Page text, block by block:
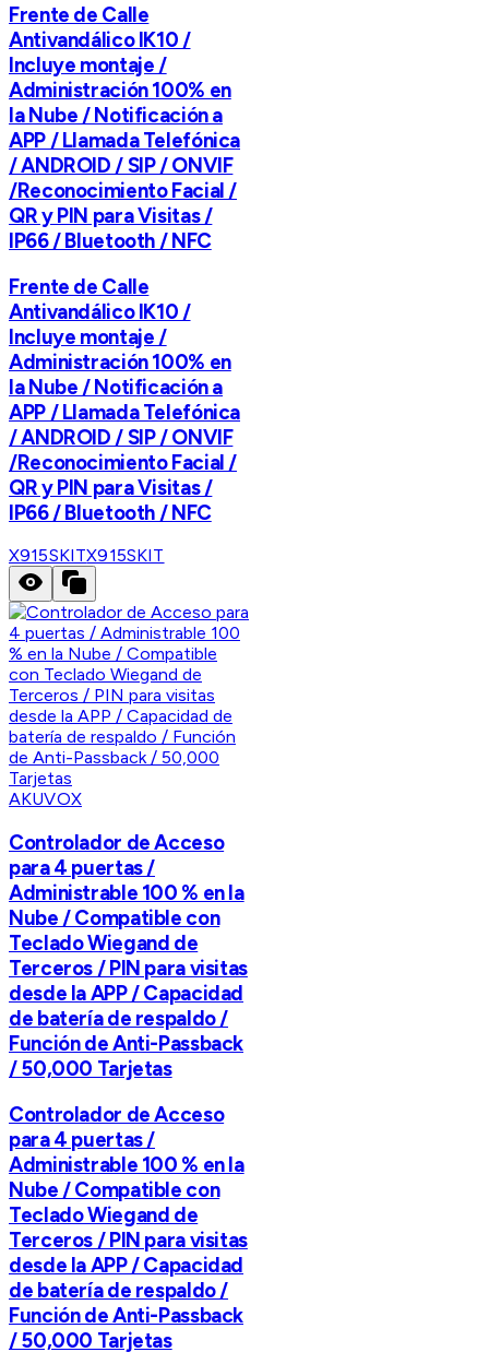
Frente de Calle
Antivandálico IK10 /
Incluye montaje /
Administración 100% en
la Nube / Notificación a
APP / Llamada Telefónica
/ ANDROID / SIP / ONVIF
/Reconocimiento Facial /
QR y PIN para Visitas /
IP66 / Bluetooth / NFC
Frente de Calle
Antivandálico IK10 /
Incluye montaje /
Administración 100% en
la Nube / Notificación a
APP / Llamada Telefónica
/ ANDROID / SIP / ONVIF
/Reconocimiento Facial /
QR y PIN para Visitas /
IP66 / Bluetooth / NFC
X915SKITX915SKIT
AKUVOX
Controlador de Acceso
para 4 puertas /
Administrable 100 % en la
Nube / Compatible con
Teclado Wiegand de
Terceros / PIN para visitas
desde la APP / Capacidad
de batería de respaldo /
Función de Anti-Passback
/ 50,000 Tarjetas
Controlador de Acceso
para 4 puertas /
Administrable 100 % en la
Nube / Compatible con
Teclado Wiegand de
Terceros / PIN para visitas
desde la APP / Capacidad
de batería de respaldo /
Función de Anti-Passback
/ 50,000 Tarjetas